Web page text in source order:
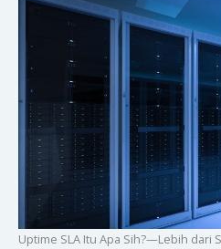
Uptime SLA Itu Apa Sih?—Lebih dari